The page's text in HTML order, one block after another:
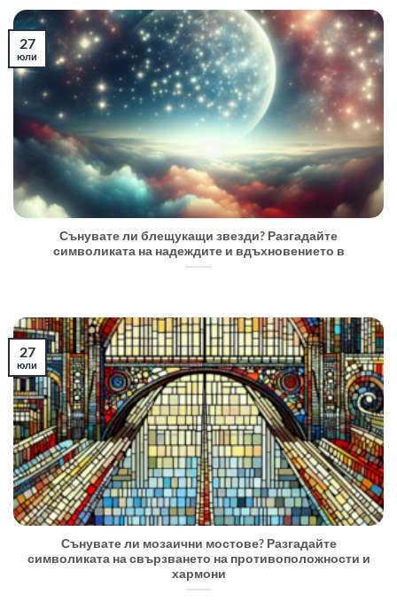
Сънувате ли блещукащи звезди? Разгадайте
символиката на надеждите и вдъхновението в
27
юли
Сънувате ли мозаични мостове? Разгадайте
символиката на свързването на противоположности и
хармони
27
юли